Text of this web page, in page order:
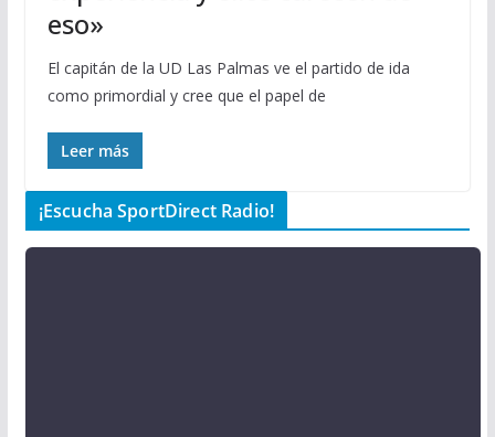
eso»
El capitán de la UD Las Palmas ve el partido de ida
como primordial y cree que el papel de
Leer más
¡Escucha SportDirect Radio!